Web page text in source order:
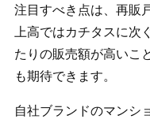
注目すべき点は、再販
上高ではカチタスに次
たりの販売額が高いこ
も期待できます。
自社ブランドのマンシ